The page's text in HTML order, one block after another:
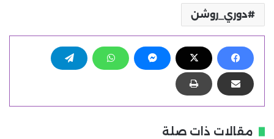
دوري_روشن
مقالات ذات صلة